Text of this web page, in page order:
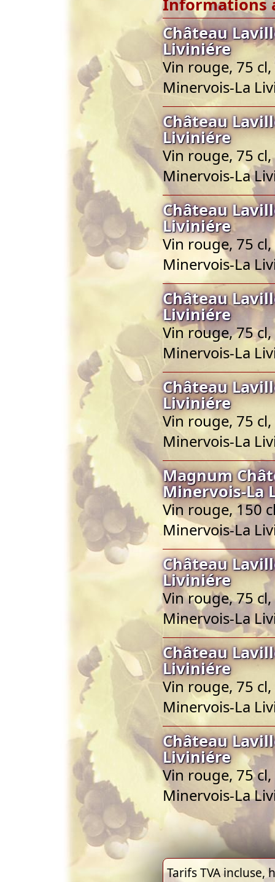
Informations
Château
Liviniére
Vin rouge, 75
Minervois-La
Château
Liviniére
Vin rouge, 75
Minervois-La
Château
Liviniére
Vin rouge, 75
Minervois-La
Château
Liviniére
Vin rouge, 75
Minervois-La
Château
Liviniére
Vin rouge, 75
Minervois-La
Magnum
Minervois-La
Vin rouge, 150
Minervois-La
Château
Liviniére
Vin rouge, 75
Minervois-La
Château
Liviniére
Vin rouge, 75
Minervois-La
Château
Liviniére
Vin rouge, 75
Minervois-La
Tarifs TVA incluse,